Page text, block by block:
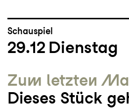
Schauspiel
29.12 Dienstag
Zum letzten
Dieses Stück